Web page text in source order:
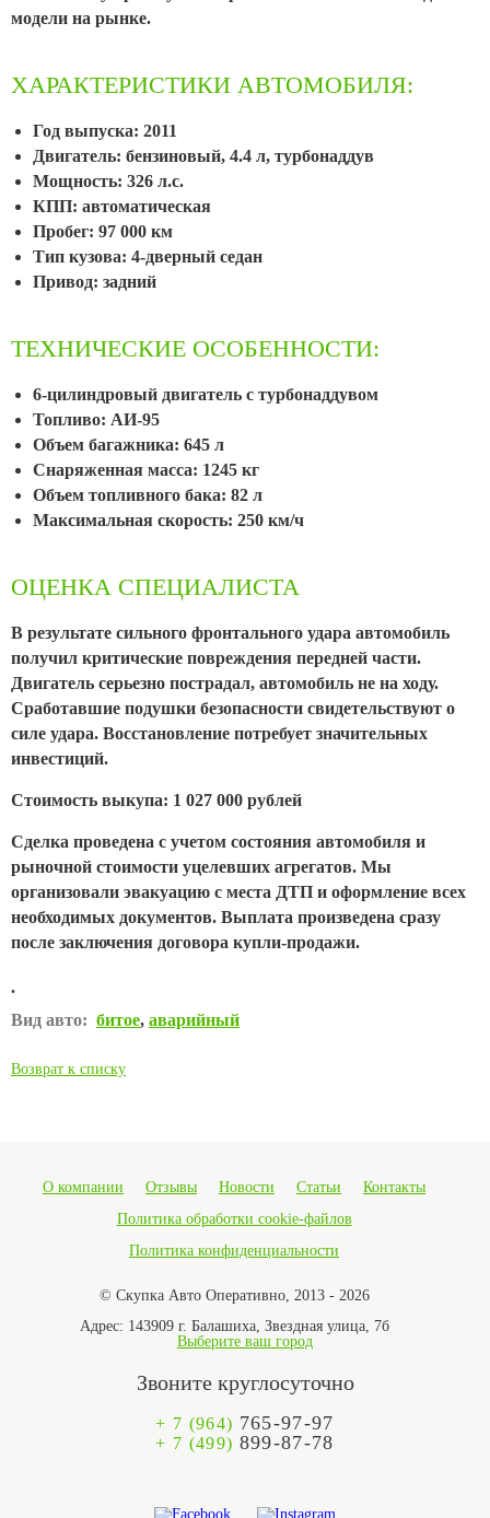
модели на рынке.
ХАРАКТЕРИСТИКИ АВТОМОБИЛЯ:
Год выпуска: 2011
Двигатель: бензиновый, 4.4 л, турбонаддув
Мощность: 326 л.с.
КПП: автоматическая
Пробег: 97 000 км
Тип кузова: 4-дверный седан
Привод: задний
ТЕХНИЧЕСКИЕ ОСОБЕННОСТИ:
6-цилиндровый двигатель с турбонаддувом
Топливо: АИ-95
Объем багажника: 645 л
Снаряженная масса: 1245 кг
Объем топливного бака: 82 л
Максимальная скорость: 250 км/ч
ОЦЕНКА СПЕЦИАЛИСТА
В результате сильного фронтального удара автомобиль
получил критические повреждения передней части.
Двигатель серьезно пострадал, автомобиль не на ходу.
Сработавшие подушки безопасности свидетельствуют о
силе удара. Восстановление потребует значительных
инвестиций.
Стоимость выкупа: 1 027 000 рублей
Сделка проведена с учетом состояния автомобиля и
рыночной стоимости уцелевших агрегатов. Мы
организовали эвакуацию с места ДТП и оформление всех
необходимых документов. Выплата произведена сразу
после заключения договора купли-продажи.
.
Вид авто: битое, аварийный
Возврат к списку
О компании Отзывы Новости Статьи
Контакты
Политика обработки cookie-файлов
Политика конфиденциальности
© Скупка Авто Оперативно, 2013 - 2026
Адрес: 143909 г. Балашиха, Звездная улица, 7б
Выберите ваш город
Звоните круглосуточно
+ 7 (964) 765-97-97
+ 7 (499) 899-87-78